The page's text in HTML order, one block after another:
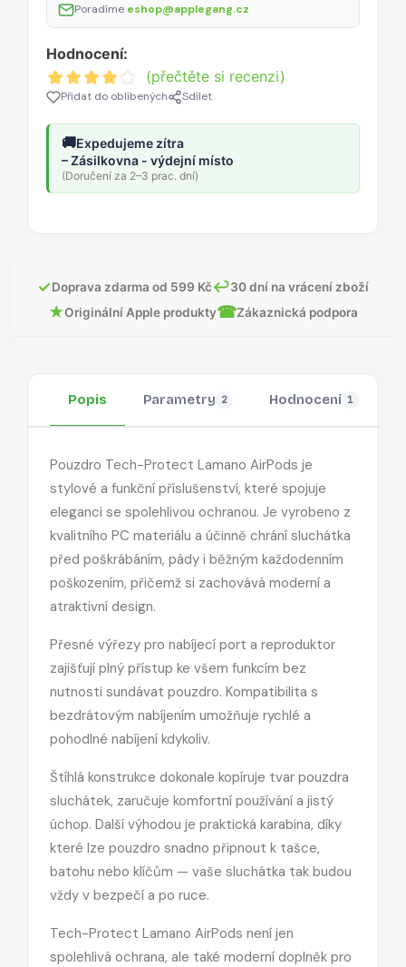
Poradíme eshop@applegang.cz
Hodnocení:
(přečtěte si recenzi)
Přidat do oblíbených Sdílet
🚚Expedujeme zítra
– Zásilkovna - výdejní místo
(Doručení za 2–3 prac. dní)
✓Doprava zdarma od 599 Kč↩30 dní na vrácení zboží
★Originální Apple produkty☎Zákaznická podpora
Popis Parametry 2 Hodnocení 1
Pouzdro Tech-Protect Lamano AirPods je
stylové a funkční příslušenství, které spojuje
eleganci se spolehlivou ochranou. Je vyrobeno z
kvalitního PC materiálu a účinně chrání sluchátka
před poškrábáním, pády i běžným každodenním
poškozením, přičemž si zachovává moderní a
atraktivní design.
Přesné výřezy pro nabíjecí port a reproduktor
zajišťují plný přístup ke všem funkcím bez
nutnosti sundávat pouzdro. Kompatibilita s
bezdrátovým nabíjením umožňuje rychlé a
pohodlné nabíjení kdykoliv.
Štíhlá konstrukce dokonale kopíruje tvar pouzdra
sluchátek, zaručuje komfortní používání a jistý
úchop. Další výhodou je praktická karabina, díky
které lze pouzdro snadno připnout k tašce,
batohu nebo klíčům — vaše sluchátka tak budou
vždy v bezpečí a po ruce.
Tech-Protect Lamano AirPods není jen
spolehlivá ochrana, ale také moderní doplněk pro